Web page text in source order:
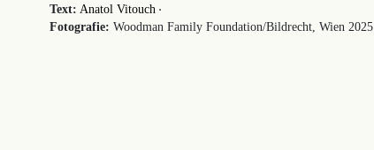
Text: Anatol Vitouch·
Fotografie: Woodman Family Foundation/Bildrecht, Wien 2025